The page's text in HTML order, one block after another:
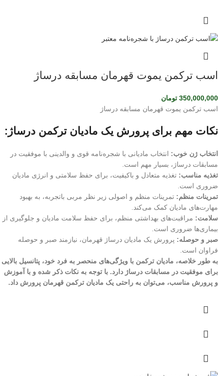
اسب ترکمن یموت قهرمان مسابقه درساژ
350,000,000 تومان
اسب ترکمن یموت قهرمان مسابقه درساژ
نکات مهم برای پرورش یک مادیان ترکمن درساژ:
انتخاب ژن خوب: انتخاب مادیانی با شجره‌نامه قوی و والدینی با موفقیت در
مسابقات درساژ، بسیار مهم است.
تغذیه مناسب: تغذیه متعادل و باکیفیت، برای حفظ سلامتی و انرژی مادیان
ضروری است.
تمرینات منظم: تمرینات منظم و اصولی زیر نظر مربی باتجربه، به بهبود
مهارت‌های مادیان کمک می‌کند.
سلامت: مراقبت‌های بهداشتی منظم، برای حفظ سلامت مادیان و جلوگیری از
بیماری‌ها ضروری است.
صبر و حوصله: پرورش یک مادیان درساژ قهرمان، نیازمند صبر و حوصله
فراوان است.
به طور خلاصه، مادیان ترکمن با ویژگی‌های منحصر به فرد خود، پتانسیل بالایی
برای موفقیت در مسابقات درساژ دارد. با توجه به نکات ذکر شده و با آموزش
و پرورش مناسب، می‌توان به راحتی یک مادیان ترکمن قهرمان پرورش داد.